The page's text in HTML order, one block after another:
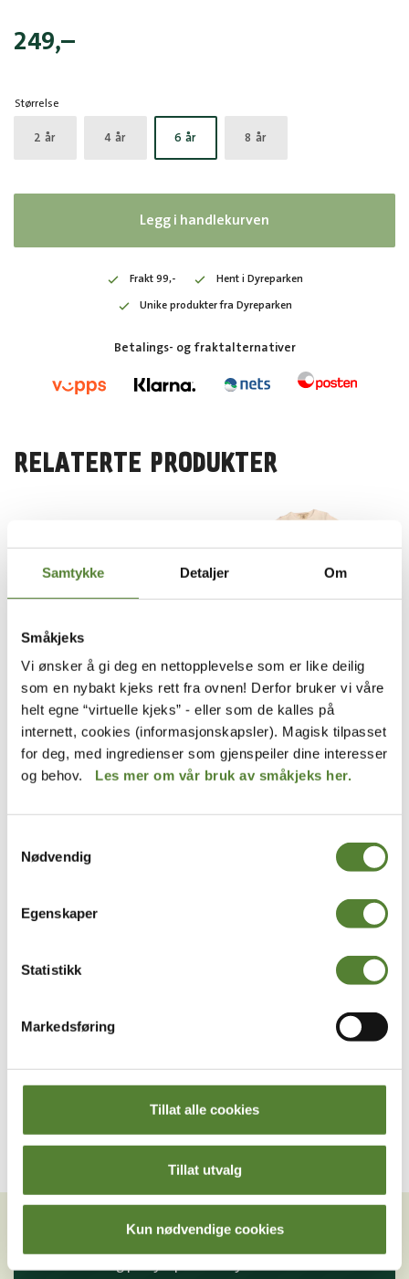
Samtykke Detaljer Om
Småkjeks
Vi ønsker å gi deg en nettopplevelse som er like deilig
som en nybakt kjeks rett fra ovnen! Derfor bruker vi våre
helt egne “virtuelle kjeks” - eller som de kalles på
internett, cookies (informasjonskapsler). Magisk tilpasset
for deg, med ingredienser som gjenspeiler dine interesser
og behov. Les mer om vår bruk av småkjeks her.
Nødvendig
Egenskaper
Statistikk
Markedsføring
Tillat alle cookies
Tillat utvalg
Kun nødvendige cookies
249,–
Størrelse
2 år 4 år 6 år 8 år
Legg i handlekurven
Frakt 99,- Hent i Dyreparken
Unike produkter fra Dyreparken
Betalings- og fraktalternativer
RELATERTE PRODUKTER
Kaptein Sabeltanns Verden
SOKKER 3 PK, KAPTEIN
SABELTANN
Hakkebakkeskogen
PYSJAMAS, MIKKEL REV –
ØKOLOGISK
299
,–
PYJAMAS BESTEMOR
249,–
Kaptein Sabeltanns Verden
KAPTEIN SABELTANN-
399,–
VIL DU HA NYHETSBREV FRA